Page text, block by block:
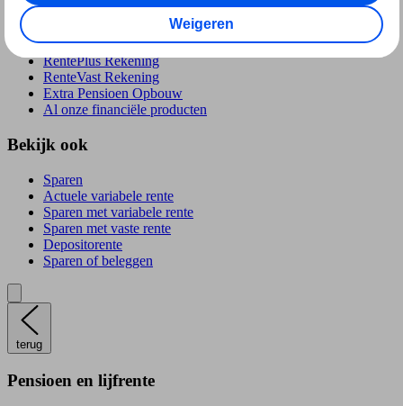
Sparen
RentePlús Rekening
RenteVast Rekening
Extra Pensioen Opbouw
Al onze financiële producten
Bekijk ook
Sparen
Actuele variabele rente
Sparen met variabele rente
Sparen met vaste rente
Depositorente
Sparen of beleggen
terug
Pensioen en lijfrente
Weigeren